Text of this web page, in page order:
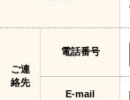
ご連
絡先
電話番号
E-mail